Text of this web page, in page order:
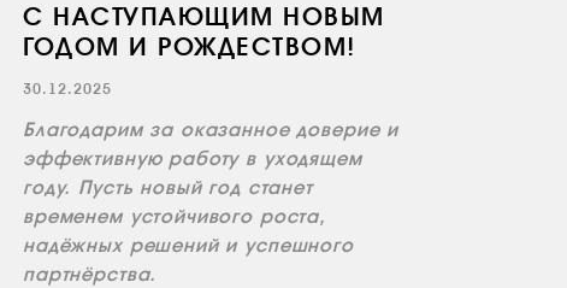
С НАСТУПАЮЩИМ НОВЫМ
ГОДОМ И РОЖДЕСТВОМ!
30.12.2025
Благодарим за оказанное доверие и
эффективную работу в уходящем
году. Пусть новый год станет
временем устойчивого роста,
надёжных решений и успешного
партнёрства.